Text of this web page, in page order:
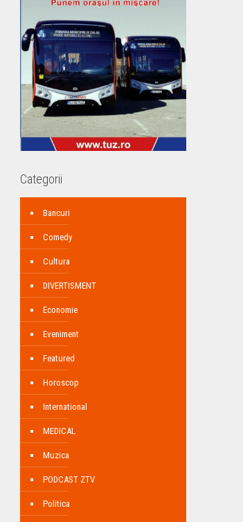
Categorii
Bancuri
Comedy
Cultura
DIVERTISMENT
Economie
Eveniment
Featured
Horoscop
International
MEDICAL
Muzica
PODCAST ZTV
Politica